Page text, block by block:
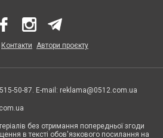
Контакти Автори проєкту
50-87. E-mail: reklama@0512.com.ua
без отримання попередньої згоди
в тексті обов'язкового посилання на